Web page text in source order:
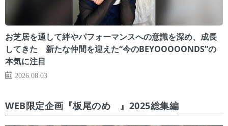
お芝居を通して絆やパフォーマンスへの意識を深め、成長
してきた 新たな仲間を迎えた“今のBEYOOOOONDS”の
本気に注目
2026.08.03
WEB限定企画『板尾のめ゙』2025総集編